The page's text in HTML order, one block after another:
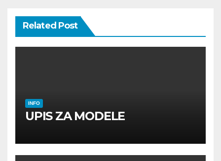
Related Post
INFO
UPIS ZA MODELE